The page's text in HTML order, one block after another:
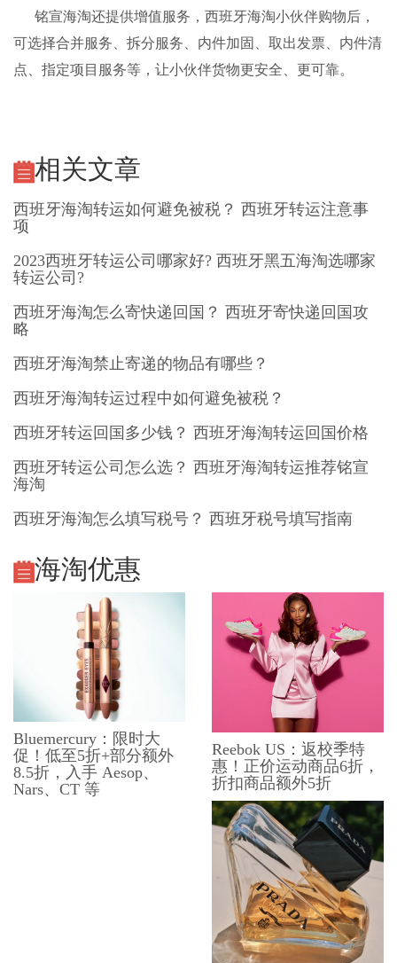
铭宣海淘还提供增值服务，西班牙海淘小伙伴购物后，
可选择合并服务、拆分服务、内件加固、取出发票、内件清
点、指定项目服务等，让小伙伴货物更安全、更可靠。
相关文章
西班牙海淘转运如何避免被税？ 西班牙转运注意事
项
2023西班牙转运公司哪家好? 西班牙黑五海淘选哪家
转运公司?
西班牙海淘怎么寄快递回国？ 西班牙寄快递回国攻
略
西班牙海淘禁止寄递的物品有哪些？
西班牙海淘转运过程中如何避免被税？
西班牙转运回国多少钱？ 西班牙海淘转运回国价格
西班牙转运公司怎么选？ 西班牙海淘转运推荐铭宣
海淘
西班牙海淘怎么填写税号？ 西班牙税号填写指南
海淘优惠
Bluemercury：限时大
促！低至5折+部分额外
8.5折，入手 Aesop、
Nars、CT 等
Reebok US：返校季特
惠！正价运动商品6折，
折扣商品额外5折